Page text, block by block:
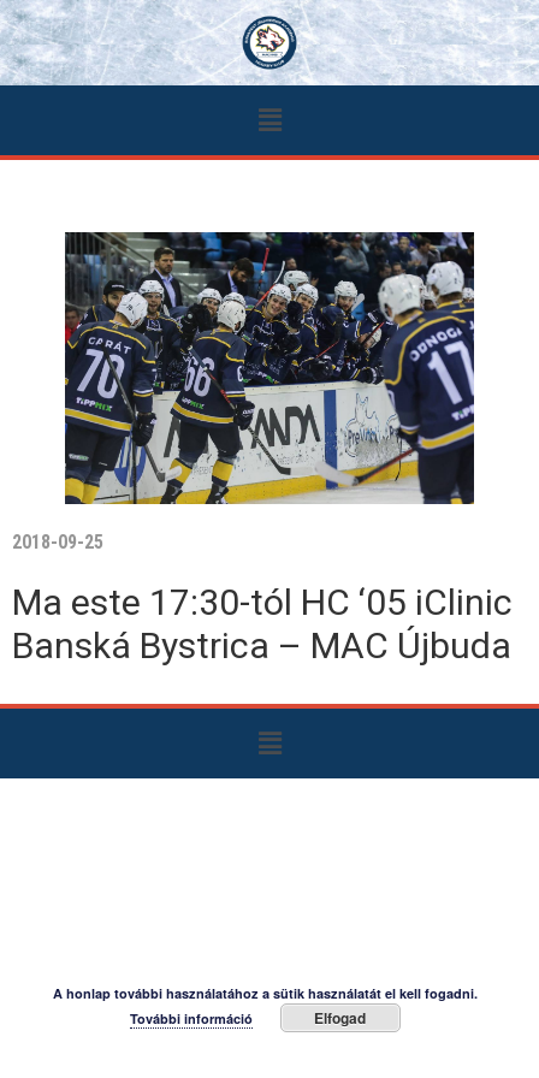
2018-09-25
Ma este 17:30-tól HC ‘05 iClinic
Banská Bystrica – MAC Újbuda
A honlap további használatához a sütik használatát el kell fogadni.
További információ
Elfogad